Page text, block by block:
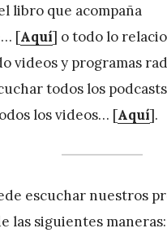
libro que acompaña
[Aquí] o todo lo
videos y programas
todos los
los videos… [Aquí].
escuchar nuestros
las siguientes maneras: